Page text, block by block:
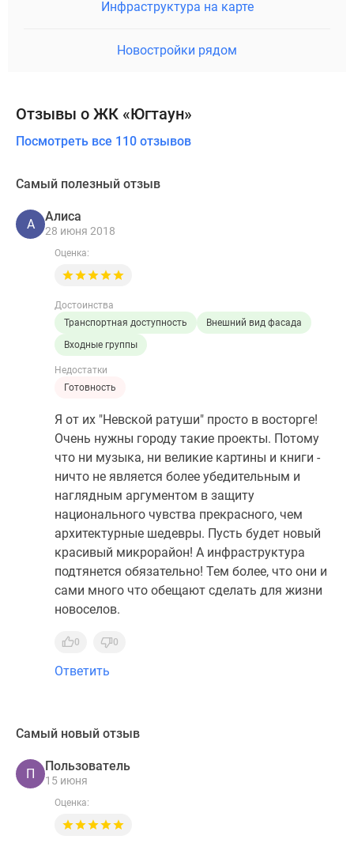
Инфраструктура на карте
Новостройки рядом
Отзывы о ЖК «Югтаун»
Посмотреть все 110 отзывов
Самый полезный отзыв
А
Алиса
28 июня 2018
Оценка:
Достоинства
Транспортная доступность
Внешний вид фасада
Входные группы
Недостатки
Готовность
Я от их "Невской ратуши" просто в восторге!
Очень нужны городу такие проекты. Потому
что ни музыка, ни великие картины и книги -
ничто не является более убедительным и
наглядным аргументом в защиту
национального чувства прекрасного, чем
архитектурные шедевры. Пусть будет новый
красивый микрорайон! А инфраструктура
подтянется обязательно! Тем более, что они и
сами много что обещают сделать для жизни
новоселов.
0 0
Ответить
Самый новый отзыв
П
Пользователь
15 июня
Оценка: